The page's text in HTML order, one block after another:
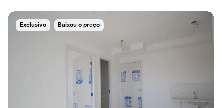
Exclusivo Baixou o preço